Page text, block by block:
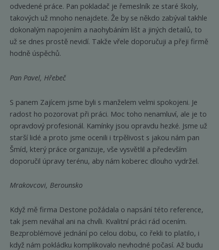
odvedené práce. Pan pokladač je řemeslník ze staré školy,
takových už mnoho nenajdete. Že by se někdo zabýval takhle
dokonalým napojením a naohybáním lišt a jiných detailů, to
už se dnes prostě nevidí. Takže vřele doporučuji a přeji firmě
hodně úspěchů.
Pan Pavel, Hřebeč
S panem Zajícem jsme byli s manželem velmi spokojeni. Je
radost ho pozorovat při práci. Moc toho nenamluví, ale je to
opravdový profesionál. Kamínky jsou opravdu hezké. Jsme už
starší lidé a proto jsme ocenili i trpělivost s jakou nám pan
Šmíd, který práce organizuje, vše vysvětlil a především
doporučil úpravy terénu, aby nám koberec dlouho vydržel.
Mrakovcovi, Berounsko
Když mě firma Destone požádala o napsání této reference,
tak jsem neváhal ani na chvíli. Kvalitní práci rád ocením.
Bezproblémové jednání po celou dobu, co řekli to platilo, i
když nám pokládku komplikovalo nevhodné počasí. Až budu